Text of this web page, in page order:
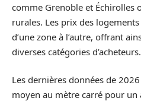
comme Grenoble et Échirolles
rurales. Les prix des
d’une zone à l’autre, offrant
diverses catégories d’acheteurs.
Les dernières données de
moyen au mètre carré pour